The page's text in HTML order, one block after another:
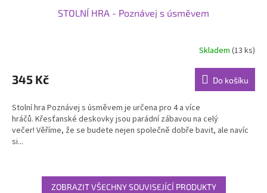
STOLNÍ HRA - Poznávej s úsměvem
Skladem (13 ks)
345 Kč Do košíku
Stolní hra Poznávej s úsměvem je určena pro 4 a více
hráčů. Křesťanské deskovky jsou parádní zábavou na celý
večer! Věříme, že se budete nejen společně dobře bavit, ale navíc
si...
ZOBRAZIT VŠECHNY SOUVISEJÍCÍ PRODUKTY